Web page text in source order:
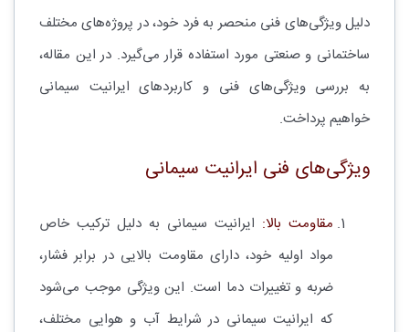
دلیل ویژگی‌های فنی منحصر به فرد خود، در پروژه‌های مختلف
ساختمانی و صنعتی مورد استفاده قرار می‌گیرد. در این مقاله،
به بررسی ویژگی‌های فنی و کاربردهای ایرانیت سیمانی
خواهیم پرداخت.
ویژگی‌های فنی ایرانیت سیمانی
مقاومت بالا: ایرانیت سیمانی به دلیل ترکیب خاص
مواد اولیه خود، دارای مقاومت بالایی در برابر فشار،
ضربه و تغییرات دما است. این ویژگی موجب می‌شود
که ایرانیت سیمانی در شرایط آب و هوایی مختلف،